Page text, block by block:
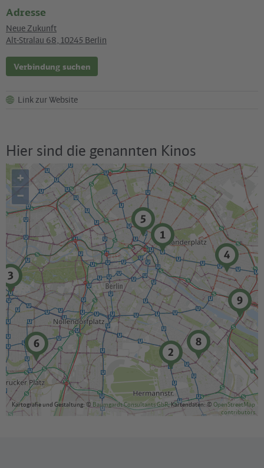
Adresse
Neue Zukunft
Alt-Stralau 68 10245 Berlin
Verbindung suchen
Link zur Website
Hier sind die genannten Kinos
+
–
Kartografie und Gestaltung: © Baumgardt Consultants GbR, Kartendaten: ©OpenStreetMap
contributors